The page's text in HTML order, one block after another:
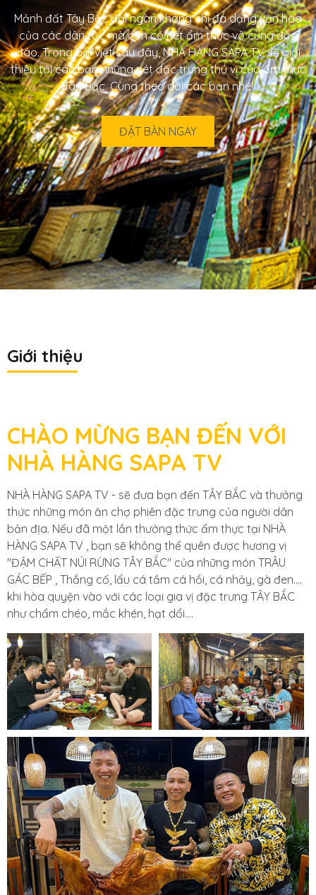
Mảnh đất Tây Bắc đại ngàn không chỉ đa dạng văn hóa
của các dân tộc mà còn có nét ẩm thực vô cùng độc
đáo. Trong bài viết sau đây, NHÀ HÀNG SAPA TV sẽ giới
thiệu tới các bạn những nét đặc trưng thú vị của ẩm thực
Tây Bắc. Cùng theo dõi các bạn nhé!
ĐẶT BÀN NGAY
Giới thiệu
CHÀO MỪNG BẠN ĐẾN VỚI
NHÀ HÀNG SAPA TV
NHÀ HÀNG SAPA TV - sẽ đưa bạn đến TÂY BẮC và thưởng
thức những món ăn chợ phiên đặc trưng của người dân
bản đỊa. Nếu đã một lần thưởng thức ẩm thực tại NHÀ
HÀNG SAPA TV , bạn sẽ không thể quên được hương vị
"ĐẬM CHẤT NÚI RỪNG TÂY BẮC" của những món TRÂU
GÁC BẾP , Thắng cố, lẩu cá tầm cá hồi, cá nhảy, gà đen....
khi hòa quyện vào với các loại gia vị đặc trưng TÂY BẮC
như chẩm chéo, mắc khén, hạt dổi….